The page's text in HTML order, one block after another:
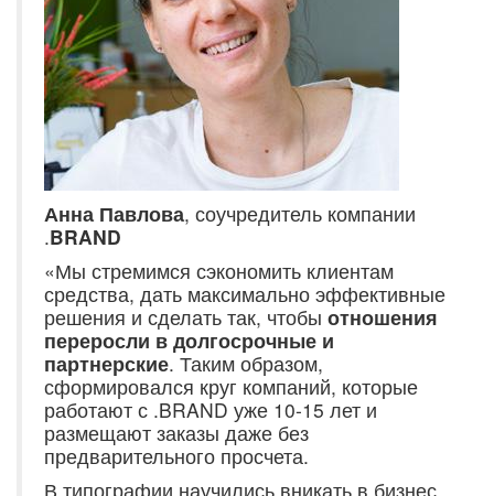
Анна Павлова, соучредитель компании
.BRAND
«Мы стремимся сэкономить клиентам
средства, дать максимально эффективные
решения и сделать так, чтобы отношения
переросли в долгосрочные и
партнерские. Таким образом,
сформировался круг компаний, которые
работают с .BRAND уже 10-15 лет и
размещают заказы даже без
предварительного просчета.
В типографии научились вникать в бизнес